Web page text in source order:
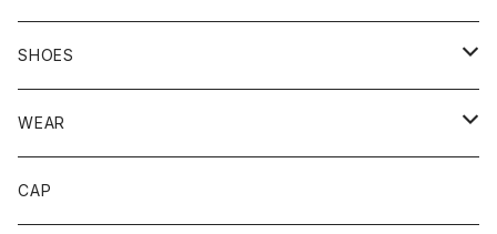
BACKPACK
STUFFBAG
ACCESSORIES
SHOES
サンダル
WEAR
SOCKS
CAP